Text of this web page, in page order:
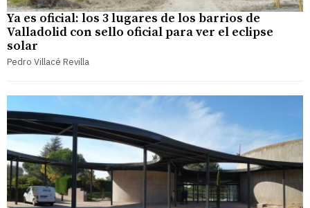
Ya es oficial: los 3 lugares de los barrios de
Valladolid con sello oficial para ver el eclipse
solar
Pedro Villacé Revilla